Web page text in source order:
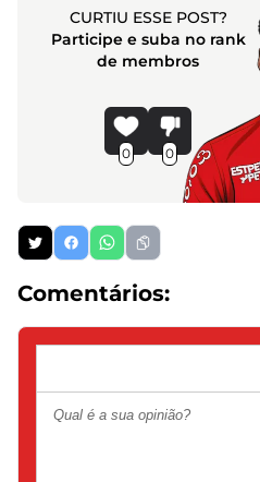
CURTIU ESSE POST?
Participe e suba no rank
de membros
0 0
Comentários: